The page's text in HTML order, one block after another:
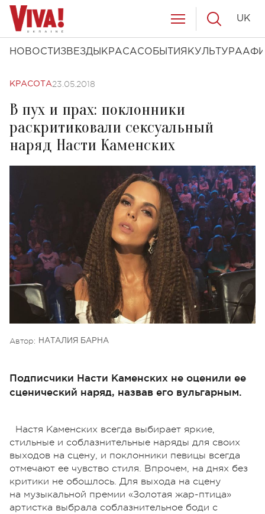
НОВОСТИ ЗВЕЗДЫ КРАСАСОБЫТИЯ КУЛЬТУРА
UK
КРАСОТА23.05.2018
В пух и прах: поклонники
раскритиковали сексуальный
наряд Насти Каменских
Автор: НАТАЛИЯ БАРНА
Подписчики Насти Каменских не оценили ее
сценический наряд, назвав его вульгарным.
Настя Каменских всегда выбирает яркие,
стильные и соблазнительные наряды для своих
выходов на сцену, и поклонники певицы всегда
отмечают ее чувство стиля. Впрочем, на днях без
критики не обошлось. Для выхода на сцену
на музыкальной премии «Золотая жар-птица»
артистка выбрала соблазнительное боди с